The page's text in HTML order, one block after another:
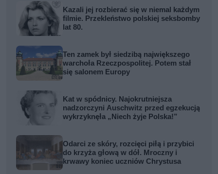
Kazali jej rozbierać się w niemal każdym
filmie. Przekleństwo polskiej seksbomby
lat 80.
Ten zamek był siedzibą największego
warchoła Rzeczpospolitej. Potem stał
się salonem Europy
Kat w spódnicy. Najokrutniejsza
nadzorczyni Auschwitz przed egzekucją
wykrzyknęła „Niech żyje Polska!”
Odarci ze skóry, rozcięci piłą i przybici
do krzyża głową w dół. Mroczny i
krwawy koniec uczniów Chrystusa